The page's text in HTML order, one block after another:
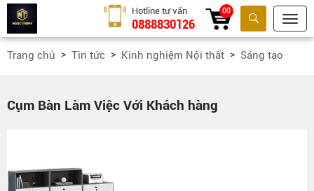
Tìm kiếm
Hotline tư vấn
0888830126
00
Trang chủ Tin tức Kinh nghiệm Nội thất Sáng tạo
Cụm Bàn Làm Việc Với Khách hàng